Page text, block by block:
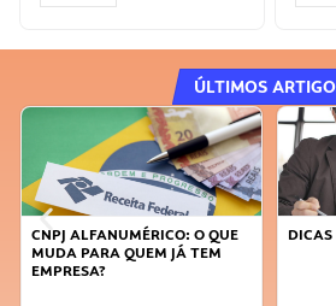
ÚLTIMOS
CNPJ ALFANUMÉRICO: O QUE
MUDA PARA QUEM JÁ TEM
EMPRESA?
DICAS